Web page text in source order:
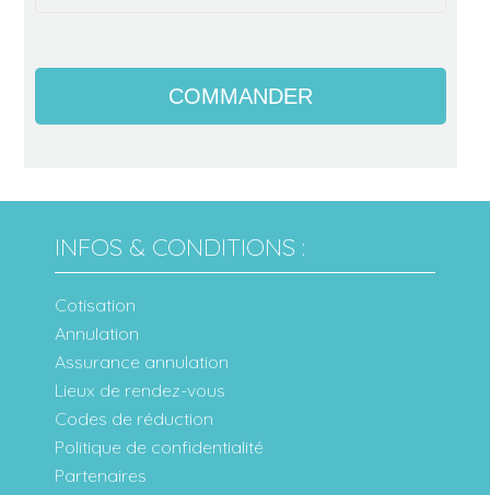
INFOS & CONDITIONS :
Cotisation
Annulation
Assurance annulation
Lieux de rendez-vous
Codes de réduction
Politique de confidentialité
Partenaires